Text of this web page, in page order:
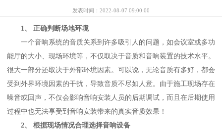
发表时间：2022-08-07 09:00:00
1、 正确判断场地环境
一个音响系统的音质关系到许多吸引人的问题，如会议室或多功
能厅的大小、现场环境等，不仅取决于音质和音响装置的技术水平。
很大一部分还取决于外部环境因素。可以说，无论音质有多好，都会
受到外界环境因素的干扰，导致音质不尽如人意。由于施工现场存在
噪音或回声，不仅会影响音响安装人员的后期调试，而且在后期使用
过程中也无法享受到音响安装带来的真实音质效果！
2、 根据现场情况合理选择音响设备